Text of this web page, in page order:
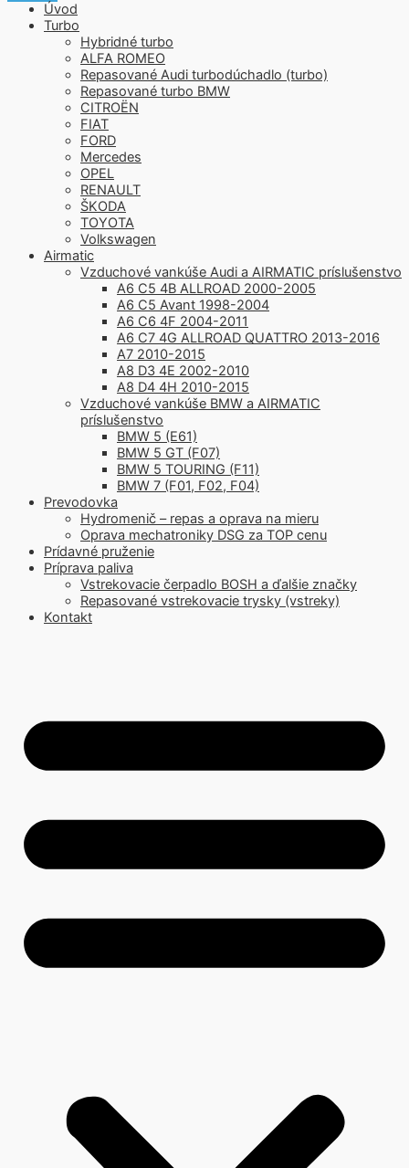
Úvod
Turbo
Hybridné turbo
ALFA ROMEO
Repasované Audi turbodúchadlo (turbo)
Repasované turbo BMW
CITROËN
FIAT
FORD
Mercedes
OPEL
RENAULT
ŠKODA
TOYOTA
Volkswagen
Airmatic
Vzduchové vankúše Audi a AIRMATIC príslušenstvo
A6 C5 4B ALLROAD 2000-2005
A6 C5 Avant 1998-2004
A6 C6 4F 2004-2011
A6 C7 4G ALLROAD QUATTRO 2013-2016
A7 2010-2015
A8 D3 4E 2002-2010
A8 D4 4H 2010-2015
Vzduchové vankúše BMW a AIRMATIC
príslušenstvo
BMW 5 (E61)
BMW 5 GT (F07)
BMW 5 TOURING (F11)
BMW 7 (F01, F02, F04)
Prevodovka
Hydromenič – repas a oprava na mieru
Oprava mechatroniky DSG za TOP cenu
Prídavné pruženie
Príprava paliva
Vstrekovacie čerpadlo BOSH a ďalšie značky
Repasované vstrekovacie trysky (vstreky)
Kontakt